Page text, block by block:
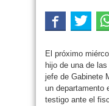
El próximo
hijo de una de
jefe de Gabinete
un departamento
testigo ante el